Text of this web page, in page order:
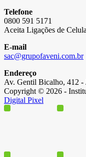
Telefone
0800 591 5171
Aceita Ligações de
E-mail
sac@grupofaveni.com.br
Endereço
Av. Gentil Bicalho, 412
Copyright © 2026 -
Digital Pixel